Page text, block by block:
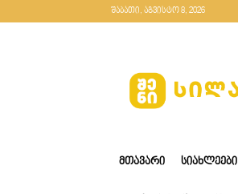
შაბათი, აგვისტო 8, 2026
ᲛᲗᲐᲕᲐᲠᲘ ᲡᲘᲐᲮᲚᲔᲔᲑᲘ